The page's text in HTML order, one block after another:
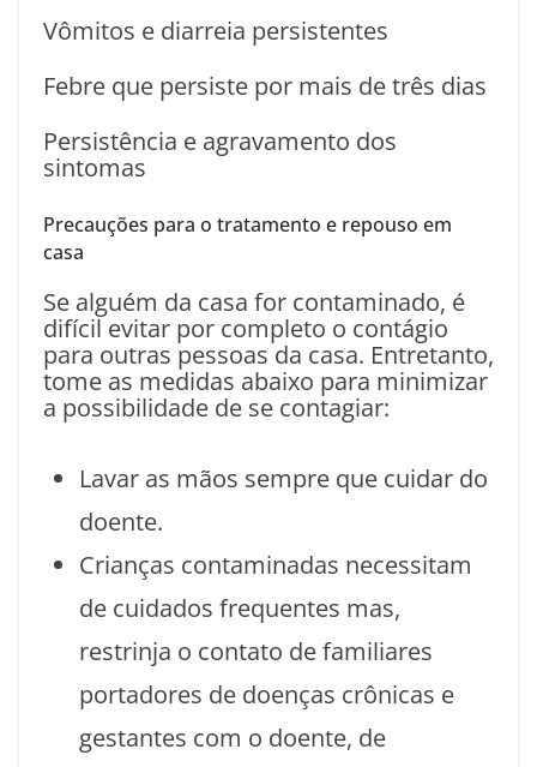
Vômitos e diarreia persistentes
Febre que persiste por mais de três dias
Persistência e agravamento dos
sintomas
Precauções para o tratamento e repouso em
casa
Se alguém da casa for contaminado, é
difícil evitar por completo o contágio
para outras pessoas da casa. Entretanto,
tome as medidas abaixo para minimizar
a possibilidade de se contagiar:
Lavar as mãos sempre que cuidar do
doente.
Crianças contaminadas necessitam
de cuidados frequentes mas,
restrinja o contato de familiares
portadores de doenças crônicas e
gestantes com o doente, de